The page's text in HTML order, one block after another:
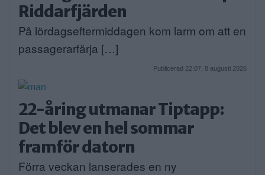
Riddarfjärden
På lördagseftermiddagen kom larm om att en
passagerarfärja […]
Publicerad 22:07, 8 augusti 2026
22-åring utmanar Tiptapp:
Det blev en hel sommar
framför datorn
Förra veckan lanserades en ny